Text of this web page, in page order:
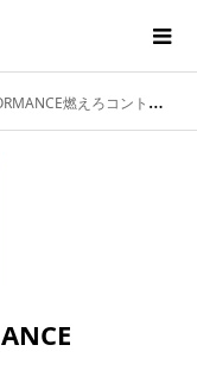
燃えろコントの人